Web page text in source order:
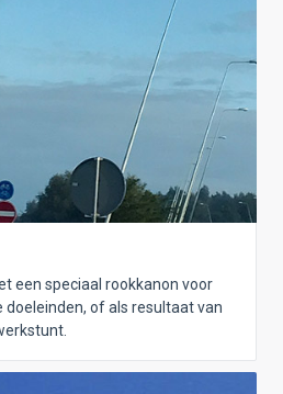
een speciaal rookkanon voor
of als resultaat van